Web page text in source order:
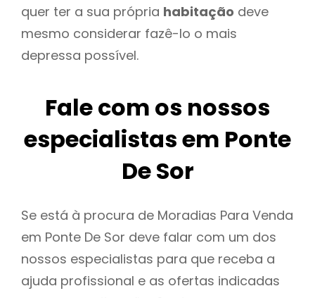
quer ter a sua própria habitação deve
mesmo considerar fazê-lo o mais
depressa possível.
Fale com os nossos
especialistas em Ponte
De Sor
Se está à procura de Moradias Para Venda
em Ponte De Sor deve falar com um dos
nossos especialistas para que receba a
ajuda profissional e as ofertas indicadas